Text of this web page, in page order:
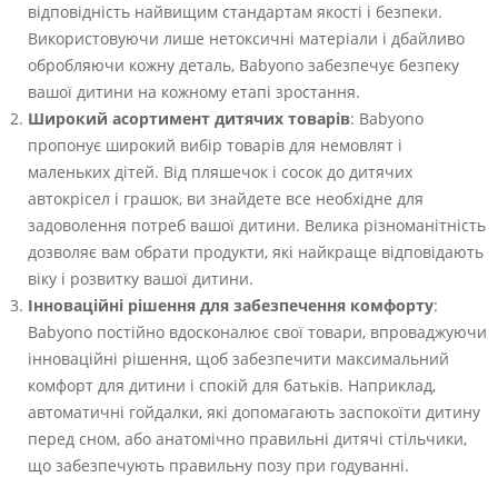
відповідність найвищим стандартам якості і безпеки.
Використовуючи лише нетоксичні матеріали і дбайливо
обробляючи кожну деталь, Babyono забезпечує безпеку
вашої дитини на кожному етапі зростання.
Широкий асортимент дитячих товарів: Babyono
пропонує широкий вибір товарів для немовлят і
маленьких дітей. Від пляшечок і сосок до дитячих
автокрісел і грашок, ви знайдете все необхідне для
задоволення потреб вашої дитини. Велика різноманітність
дозволяє вам обрати продукти, які найкраще відповідають
віку і розвитку вашої дитини.
Інноваційні рішення для забезпечення комфорту:
Babyono постійно вдосконалює свої товари, впроваджуючи
інноваційні рішення, щоб забезпечити максимальний
комфорт для дитини і спокій для батьків. Наприклад,
автоматичні гойдалки, які допомагають заспокоїти дитину
перед сном, або анатомічно правильні дитячі стільчики,
що забезпечують правильну позу при годуванні.